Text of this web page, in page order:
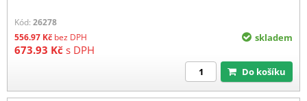
Kód: 26278
556.97 Kč bez DPH
673.93 Kč s DPH
skladem
Do košíku